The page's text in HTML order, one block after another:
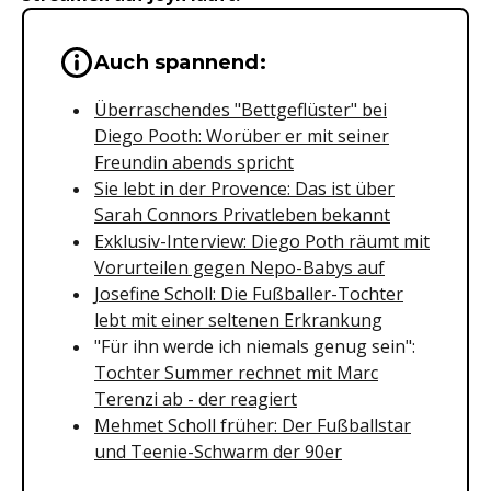
Wichtige Hinweise &
Auch spannend:
Überraschendes "Bettgeflüster" bei
Diego Pooth: Worüber er mit seiner
Freundin abends spricht
Sie lebt in der Provence: Das ist über
Sarah Connors Privatleben bekannt
Exklusiv-Interview: Diego Poth räumt mit
Vorurteilen gegen Nepo-Babys auf
Josefine Scholl: Die Fußballer-Tochter
lebt mit einer seltenen Erkrankung
"Für ihn werde ich niemals genug sein":
Tochter Summer rechnet mit Marc
Terenzi ab - der reagiert
Mehmet Scholl früher: Der Fußballstar
und Teenie-Schwarm der 90er